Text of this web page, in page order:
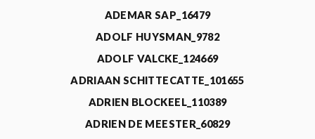
ADEMAR SAP_16479
ADOLF HUYSMAN_9782
ADOLF VALCKE_124669
ADRIAAN SCHITTECATTE_101655
ADRIEN BLOCKEEL_110389
ADRIEN DE MEESTER_60829